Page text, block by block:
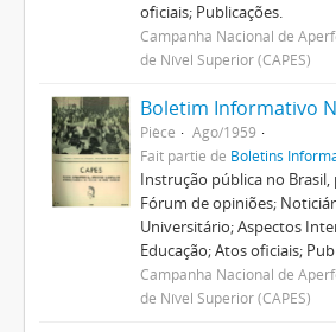
oficiais; Publicações.
Campanha Nacional de
de Nível Superior (CAPES)
Boletim Informativo
Pièce
Ago/1959
Fait partie de Boletins
Instrução pública no Brasil,
Fórum de opiniões;
Universitário; Aspectos
Educação; Atos oficiais;
Campanha Nacional de
de Nível Superior (CAPES)